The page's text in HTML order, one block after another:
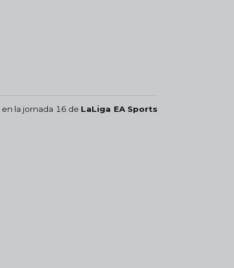
en la jornada 16 de LaLiga EA Sports